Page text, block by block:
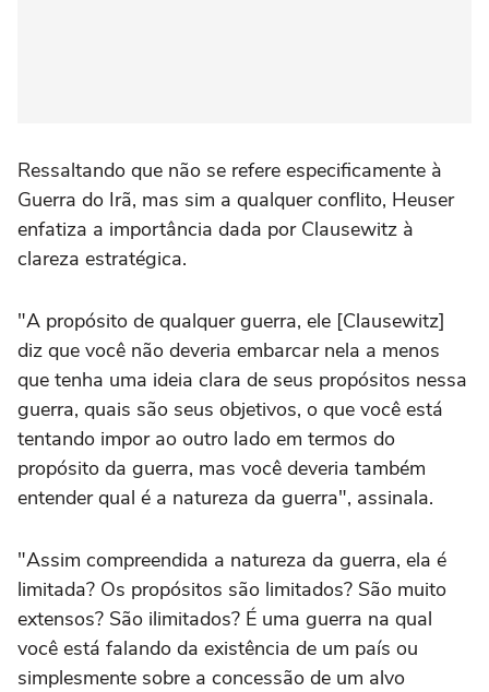
Ressaltando que não se refere especificamente à
Guerra do Irã, mas sim a qualquer conflito, Heuser
enfatiza a importância dada por Clausewitz à
clareza estratégica.
"A propósito de qualquer guerra, ele [Clausewitz]
diz que você não deveria embarcar nela a menos
que tenha uma ideia clara de seus propósitos nessa
guerra, quais são seus objetivos, o que você está
tentando impor ao outro lado em termos do
propósito da guerra, mas você deveria também
entender qual é a natureza da guerra", assinala.
"Assim compreendida a natureza da guerra, ela é
limitada? Os propósitos são limitados? São muito
extensos? São ilimitados? É uma guerra na qual
você está falando da existência de um país ou
simplesmente sobre a concessão de um alvo